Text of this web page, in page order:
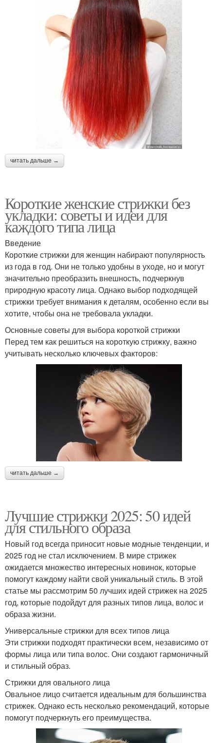
читать дальше →
Короткие женские стрижки без
укладки: советы и идеи для
каждого типа лица
Введение
Короткие стрижки для женщин набирают популярность
из года в год. Они не только удобны в уходе, но и могут
значительно преобразить внешность, подчеркнув
природную красоту лица. Однако выбор подходящей
стрижки требует внимания к деталям, особенно если вы
хотите, чтобы она не требовала укладки.
Основные советы для выбора короткой стрижки
Перед тем как решиться на короткую стрижку, важно
учитывать несколько ключевых факторов:
читать дальше →
Лучшие стрижки 2025: 50 идей
для стильного образа
Новый год всегда приносит новые модные тенденции, и
2025 год не стал исключением. В мире стрижек
ожидается множество интересных новинок, которые
помогут каждому найти свой уникальный стиль. В этой
статье мы рассмотрим 50 лучших идей стрижек на 2025
год, которые подойдут для разных типов лица, волос и
образа жизни.
Универсальные стрижки для всех типов лица
Эти стрижки подходят практически всем, независимо от
формы лица или типа волос. Они создают гармоничный
и стильный образ.
Стрижки для овального лица
Овальное лицо считается идеальным для большинства
стрижек. Однако есть несколько рекомендаций, которые
помогут подчеркнуть его преимущества.